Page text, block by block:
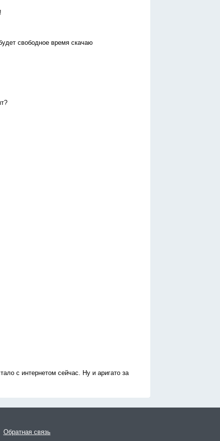
свободное время скачаю
с интернетом сейчас. Ну и аригато за
Обратная связь